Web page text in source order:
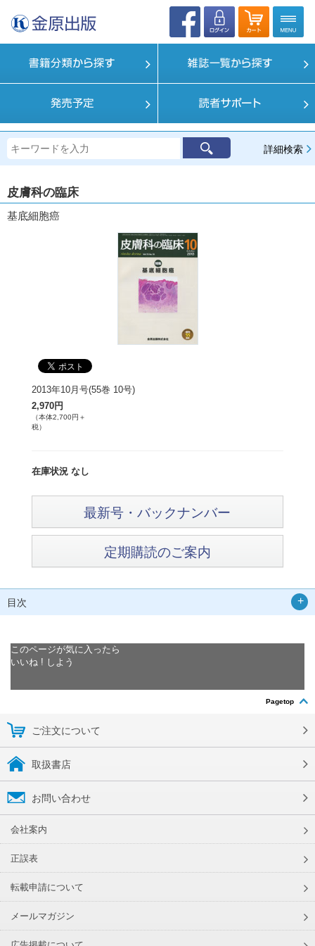
詳細検索
皮膚科の臨床
基底細胞癌
2013年10月号(55巻 10号)
2,970円
（本体2,700円＋
税）
在庫状況 なし
最新号・バックナンバー
定期購読のご案内
目次
このページが気に入ったら
いいね ! しよう
Pagetop
ご注文について
取扱書店
お問い合わせ
会社案内
正誤表
転載申請について
メールマガジン